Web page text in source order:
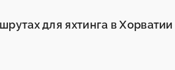
для яхтинга в Хорватии